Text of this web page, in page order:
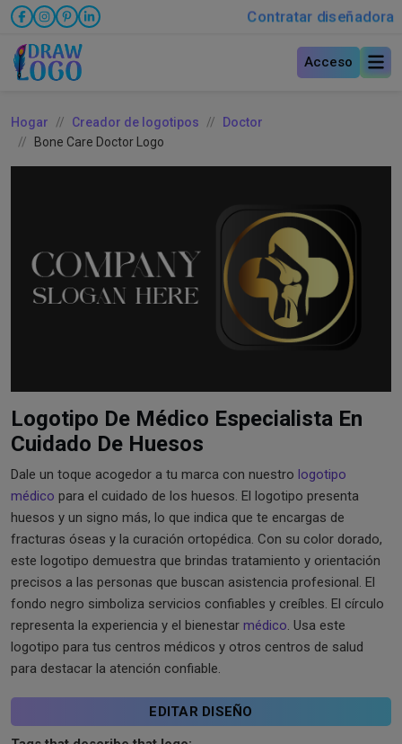
Contratar diseñadora
Acceso
Hogar Creador de logotipos
Doctor
Bone Care Doctor Logo
Logotipo De Médico Especialista En
Cuidado De Huesos
Dale un toque acogedor a tu marca con nuestro logotipo
médico para el cuidado de los huesos. El logotipo presenta
huesos y un signo más, lo que indica que te encargas de
fracturas óseas y la curación ortopédica. Con su color dorado,
este logotipo demuestra que brindas tratamiento y orientación
precisos a las personas que buscan asistencia profesional. El
fondo negro simboliza servicios confiables y creíbles. El círculo
representa la experiencia y el bienestar médico . Usa este
logotipo para tus centros médicos y otros centros de salud
para destacar la atención confiable.
EDITAR DISEÑO